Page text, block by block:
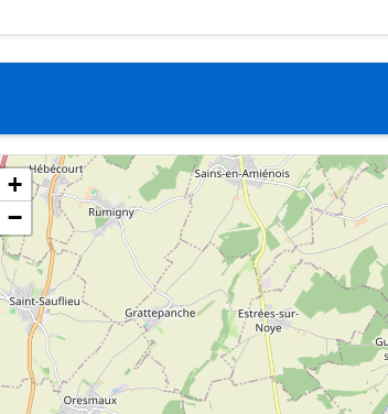
Geen tankstations met locatiegegevens gevonden.
De kaart kan niet worden weergegeven zonder GPS coördinaten.
+
−